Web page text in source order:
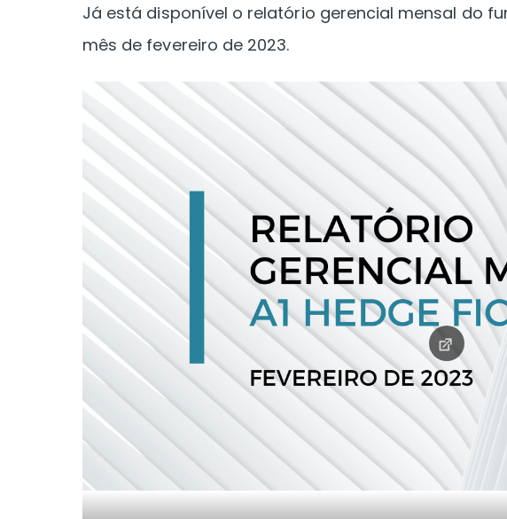
Já está disponível o relatório gerencial mensal do
mês de fevereiro de 2023.